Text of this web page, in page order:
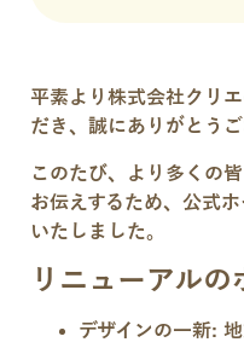
平素より株式会社クリ
だき、誠にありがとうご
このたび、より多くの
お伝えするため、公式
いたしました。
リニューアルの
デザインの一新: